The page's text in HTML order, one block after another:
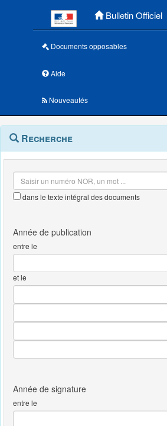
Bulletin Officiel
Documents opposables
Aide
Nouveautés
Navigation
outils
Menu
contextuel
Recherche
dans le texte intégral des documents
entre le
et le
entre le